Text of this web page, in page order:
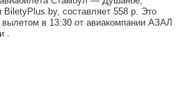
составляет 558 р . Это
в 13:30 от авиакомпании АЗАЛ
.